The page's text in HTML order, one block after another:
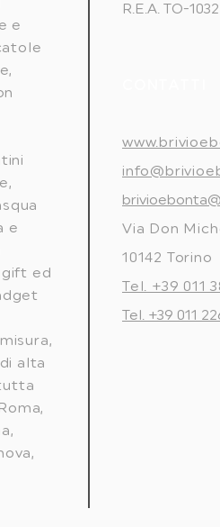
e
e
gift ed
alta
R.E.A. TO-
Via Don
10142 Torino
Tel. +39 011
Tel. +39 011